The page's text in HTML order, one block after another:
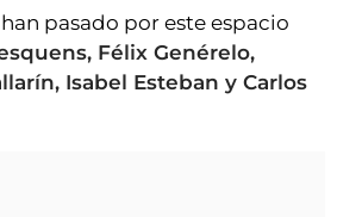
pasado por este espacio
Félix Genérelo,
Isabel Esteban y Carlos